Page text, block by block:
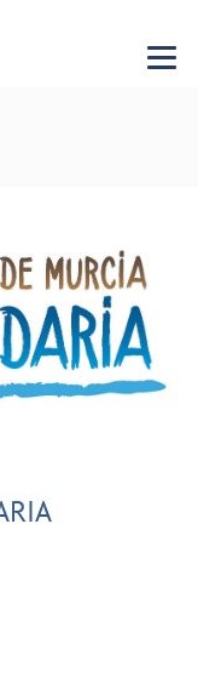
Menu